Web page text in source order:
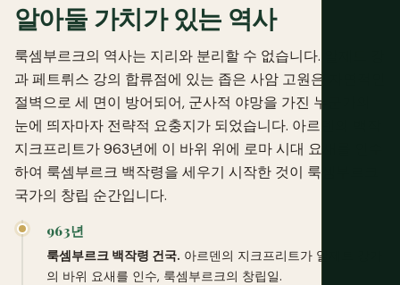
알아둘 가치가 있는 역사
룩셈부르크의 역사는 지리와 분리할 수 없습니다. 알제트 강
과 페트뤼스 강의 합류점에 있는 좁은 사암 고원은 자연적인
절벽으로 세 면이 방어되어, 군사적 야망을 가진 누군가의
눈에 띄자마자 전략적 요충지가 되었습니다. 아르덴의 백작
지크프리트가 963년에 이 바위 위에 로마 시대 요새를 인수
하여 룩셈부르크 백작령을 세우기 시작한 것이 룩셈부르크
국가의 창립 순간입니다.
963년
룩셈부르크 백작령 건국. 아르덴의 지크프리트가 알제트 강가
의 바위 요새를 인수, 룩셈부르크의 창립일.